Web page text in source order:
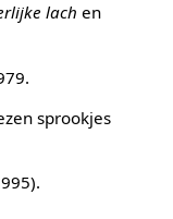
lach en
sprookjes